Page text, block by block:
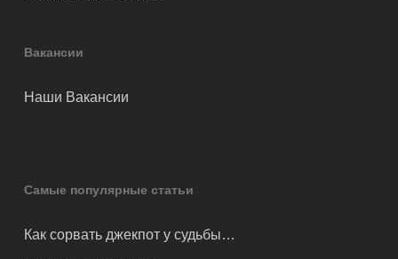
Вакансии
Наши Вакансии
Самые популярные статьи
Как сорвать джекпот у судьбы…